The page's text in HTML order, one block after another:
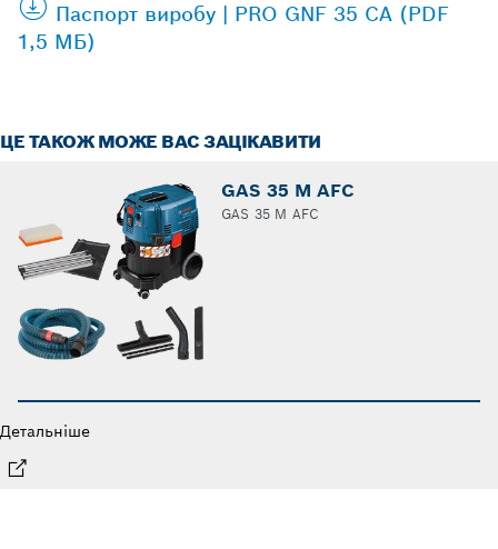
Паспорт виробу | PRO GNF 35 CA (PDF
1,5 МБ)
ЦЕ ТАКОЖ МОЖЕ ВАС ЗАЦІКАВИТИ
GAS 35 M AFC
GAS 35 M AFC
Детальніше